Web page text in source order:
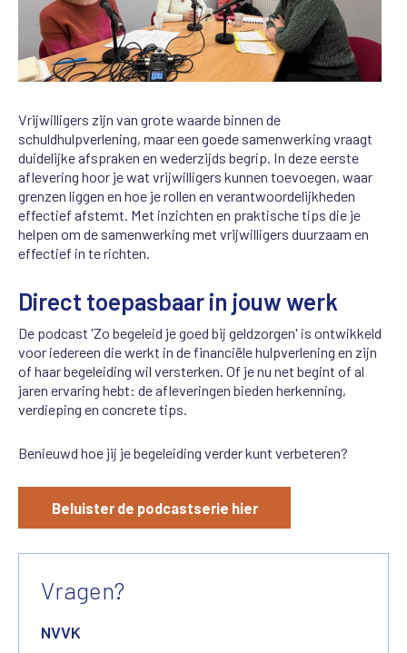
Vrijwilligers zijn van grote waarde binnen de
schuldhulpverlening, maar een goede samenwerking vraagt
duidelijke afspraken en wederzijds begrip. In deze eerste
aflevering hoor je wat vrijwilligers kunnen toevoegen, waar
grenzen liggen en hoe je rollen en verantwoordelijkheden
effectief afstemt. Met inzichten en praktische tips die je
helpen om de samenwerking met vrijwilligers duurzaam en
effectief in te richten.
Direct toepasbaar in jouw werk
De podcast 'Zo begeleid je goed bij geldzorgen' is ontwikkeld
voor iedereen die werkt in de financiële hulpverlening en zijn
of haar begeleiding wil versterken. Of je nu net begint of al
jaren ervaring hebt: de afleveringen bieden herkenning,
verdieping en concrete tips.
Benieuwd hoe jij je begeleiding verder kunt verbeteren?
Beluister de podcastserie hier
Vragen?
NVVK